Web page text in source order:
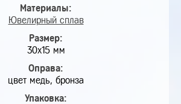
Материалы:
Ювелирный сплав
Размер:
30х15 мм
Оправа:
цвет медь, бронза
Упаковка: